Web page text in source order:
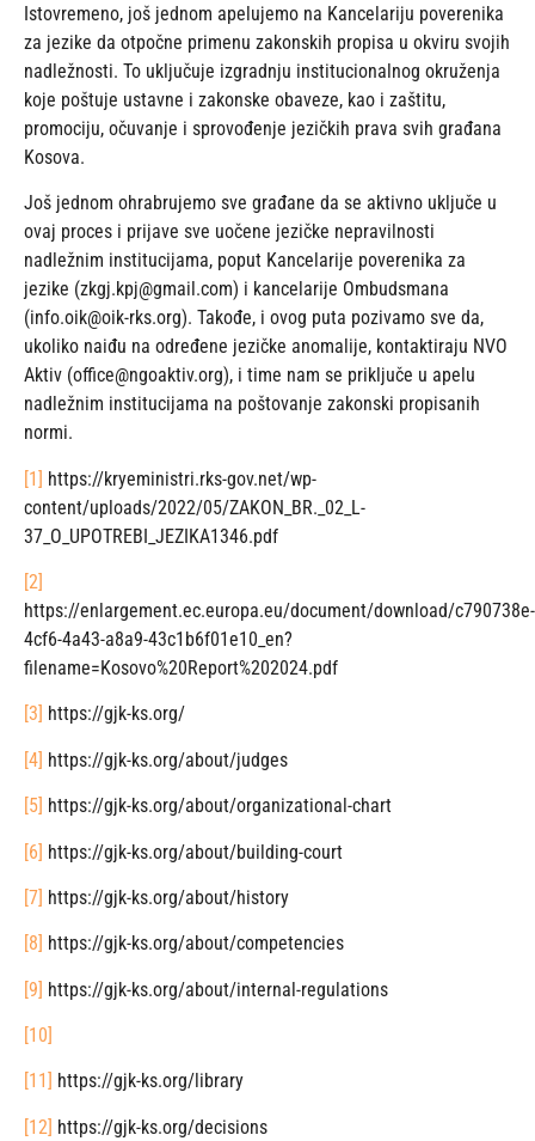
Istovremeno, još jednom apelujemo na Kancelariju poverenika
za jezike da otpočne primenu zakonskih propisa u okviru svojih
nadležnosti. To uključuje izgradnju institucionalnog okruženja
koje poštuje ustavne i zakonske obaveze, kao i zaštitu,
promociju, očuvanje i sprovođenje jezičkih prava svih građana
Kosova.
Još jednom ohrabrujemo sve građane da se aktivno uključe u
ovaj proces i prijave sve uočene jezičke nepravilnosti
nadležnim institucijama, poput Kancelarije poverenika za
jezike (zkgj.kpj@gmail.com) i kancelarije Ombudsmana
(info.oik@oik-rks.org). Takođe, i ovog puta pozivamo sve da,
ukoliko naiđu na određene jezičke anomalije, kontaktiraju NVO
Aktiv (office@ngoaktiv.org), i time nam se priključe u apelu
nadležnim institucijama na poštovanje zakonski propisanih
normi.
[1] https://kryeministri.rks-gov.net/wp-
content/uploads/2022/05/ZAKON_BR._02_L-
37_O_UPOTREBI_JEZIKA1346.pdf
[2]
https://enlargement.ec.europa.eu/document/download/c790738e-
4cf6-4a43-a8a9-43c1b6f01e10_en?
filename=Kosovo%20Report%202024.pdf
[3] https://gjk-ks.org/
[4] https://gjk-ks.org/about/judges
[5] https://gjk-ks.org/about/organizational-chart
[6] https://gjk-ks.org/about/building-court
[7] https://gjk-ks.org/about/history
[8] https://gjk-ks.org/about/competencies
[9] https://gjk-ks.org/about/internal-regulations
[10]
[11] https://gjk-ks.org/library
[12] https://gjk-ks.org/decisions